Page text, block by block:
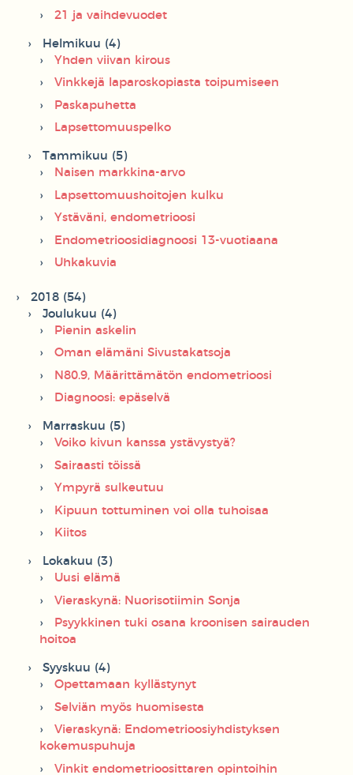
21 ja vaihdevuodet
Helmikuu (4)
Yhden viivan kirous
Vinkkejä laparoskopiasta toipumiseen
Paskapuhetta
Lapsettomuuspelko
Tammikuu (5)
Naisen markkina-arvo
Lapsettomuushoitojen kulku
Ystäväni, endometrioosi
Endometrioosidiagnoosi 13-vuotiaana
Uhkakuvia
2018 (54)
Joulukuu (4)
Pienin askelin
Oman elämäni Sivustakatsoja
N80.9, Määrittämätön endometrioosi
Diagnoosi: epäselvä
Marraskuu (5)
Voiko kivun kanssa ystävystyä?
Sairaasti töissä
Ympyrä sulkeutuu
Kipuun tottuminen voi olla tuhoisaa
Kiitos
Lokakuu (3)
Uusi elämä
Vieraskynä: Nuorisotiimin Sonja
Psyykkinen tuki osana kroonisen sairauden
hoitoa
Syyskuu (4)
Opettamaan kyllästynyt
Selviän myös huomisesta
Vieraskynä: Endometrioosiyhdistyksen
kokemuspuhuja
Vinkit endometrioosittaren opintoihin